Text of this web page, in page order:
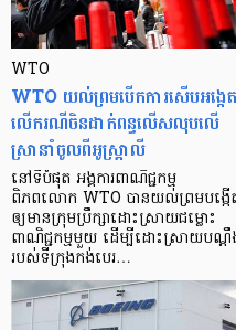
WTO
WTO យល់ព្រមបើកការសើបអង្កេត
លើករណីចិនដាក់ពន្ធលើសលុបលើ
ស្រានាំចូលពីអូស្ត្រាលី
នៅទីបំផុត អង្គការពាណិជ្ជកម្ម
ពិភពលោក WTO បានយល់ព្រមបង្កើ
ឲ្យមានក្រុមប្រឹក្សាដោះស្រាយជម្លោះ
ពាណិជ្ជកម្មមួយ ដើម្បីដោះស្រាយបណ្ដឹ
របស់ទីក្រុងកង់បេរ…